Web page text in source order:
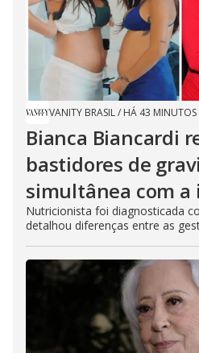
VANITY BRASIL/ HÁ 43 MINUTOS
Bianca Biancardi
bastidores de
simultânea com a
Nutricionista foi diagnosticada
detalhou diferenças entre as